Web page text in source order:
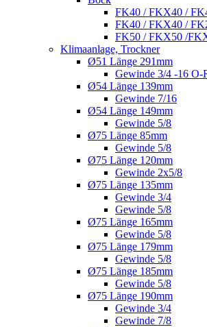
FK40 / FKX40 /
FK40 / FKX40 /
FK50 / FKX50 /
Klimaanlage, Trockner
Ø51 Länge 291mm
Gewinde 3/4 -16 O-
Ø54 Länge 139mm
Gewinde 7/16
Ø54 Länge 149mm
Gewinde 5/8
Ø75 Länge 85mm
Gewinde 5/8
Ø75 Länge 120mm
Gewinde 2x5/8
Ø75 Länge 135mm
Gewinde 3/4
Gewinde 5/8
Ø75 Länge 165mm
Gewinde 5/8
Ø75 Länge 179mm
Gewinde 5/8
Ø75 Länge 185mm
Gewinde 5/8
Ø75 Länge 190mm
Gewinde 3/4
Gewinde 7/8